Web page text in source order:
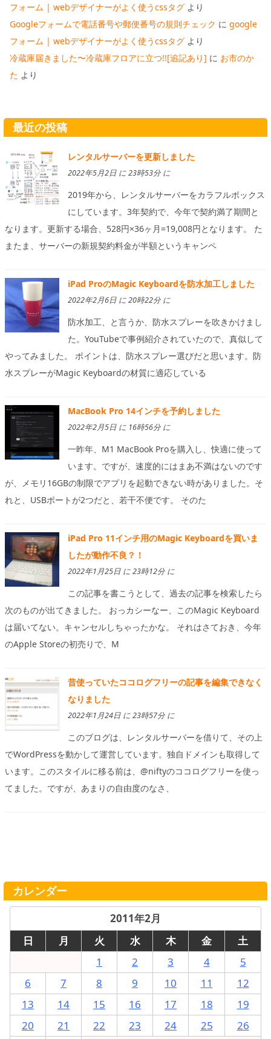
フォーム | webデザイナーがよく使うcssタグ より
Googleフォームで電話番号や郵便番号の規則チェック に google
フォーム | webデザイナーがよく使うcssタグ より
冷蔵庫届きました〜冷蔵庫フロアに立つ!![追記あり] に お市のか
た より
最近の投稿
レンタルサーバーを更新しました
2022年5月2日 に 23時53分 に
2019年から、レンタルサーバーをカラフルボックス
にしています。3年契約で、今年で契約満了期間と
なります。更新する場合、528円×36ヶ月=19,008円となります。 た
またま、サーバーの新規契約料金が半額というキャンペ
iPad ProのMagic Keyboardを防水加工しました
2022年2月6日 に 20時22分 に
防水加工、と言うか、防水スプレーを吹きかけまし
た。YouTubeで事例紹介されていたので、真似して
やってみました。 ポイントは、防水スプレー選びだと思います。防
水スプレーがMagic Keyboardの材質に適応している
MacBook Pro 14インチを予約しました
2022年2月5日 に 16時56分 に
一昨年、M1 MacBook Proを購入し、快適に使って
います。ですが、速度的にはまあ不満はないのです
が、メモリ16GBの制限でアプリを起動できない時がありました。そ
れと、USBポートが2つだと、若干不便です。 そのた
iPad Pro 11インチ用のMagic Keyboardを買いま
したが動作不良？！
2022年1月25日 に 23時12分 に
この記事を書こうとして、過去の記事を検索したら
次のものが出てきました。 おっカシーなー、このMagic Keyboard
は届いてない。キャンセルしちゃったかな。 それはさておき、今年
のApple Storeの初売りで、M
昔使っていたココログフリーの記事を編集できなく
なりました
2022年1月24日 に 23時57分 に
このブログは、レンタルサーバーを借りて、その上
でWordPressを動かして運営しています。独自ドメインも取得して
います。このスタイルに移る前は、@niftyのココログフリーを使っ
てました。ですが、あまりの自由度のなさ、
カレンダー
2011年2月
日
月 火 水 木 金
土
1
2 3 4
5
6
7 8 9 10 11
12
13
14 15 16 17 18
19
20
21 22 23 24 25
26